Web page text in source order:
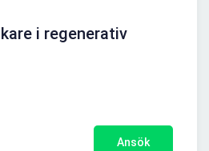
i regenerativ
Ansök